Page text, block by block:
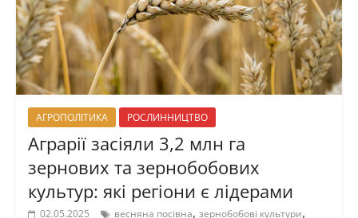
АГРОПОЛІТИКА РОСЛИННИЦТВО
Аграрії засіяли 3,2 млн га
зернових та зернобобових
культур: які регіони є лідерами
02.05.2025 весняна посівна, зернобобові культури,